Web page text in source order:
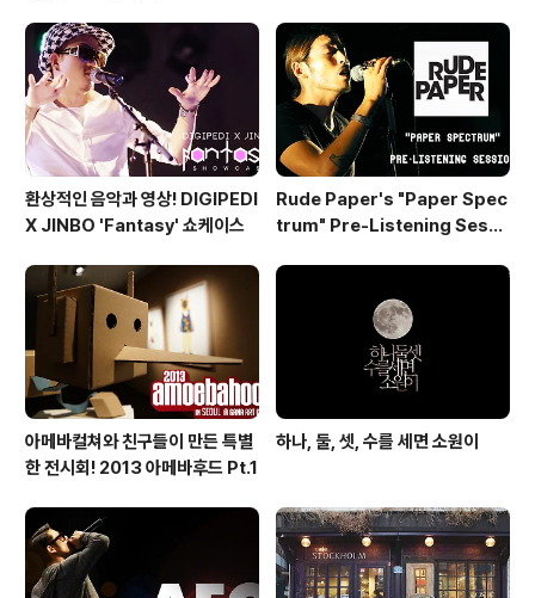
환상적인 음악과 영상! DIGIPEDI
X JINBO 'Fantasy' 쇼케이스
Rude Paper's "Paper Spec
trum" Pre-Listening Sessi
아메바컬쳐와 친구들이 만든 특별
한 전시회! 2013 아메바후드 Pt.1
하나, 둘, 셋, 수를 세면 소원이